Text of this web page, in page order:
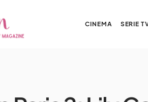
CINEMA SERIE